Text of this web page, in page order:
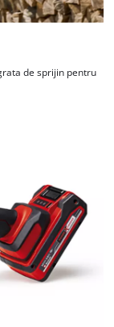
de sprijin pentru